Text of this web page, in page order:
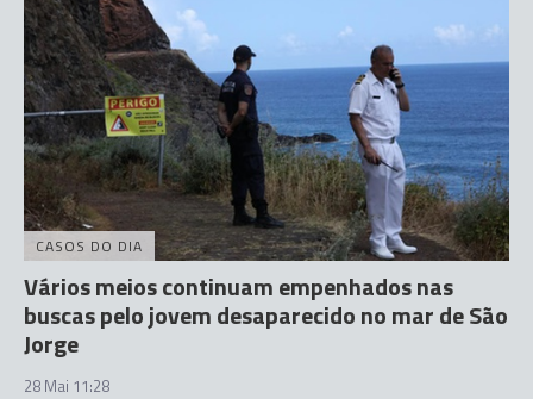
CASOS DO DIA
Vários meios continuam empenhados nas
buscas pelo jovem desaparecido no mar de São
Jorge
28 Mai 11:28